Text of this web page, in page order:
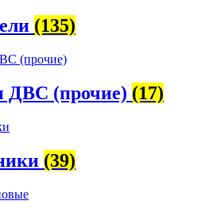
(135)
ДВС (прочие) (17)
(39)